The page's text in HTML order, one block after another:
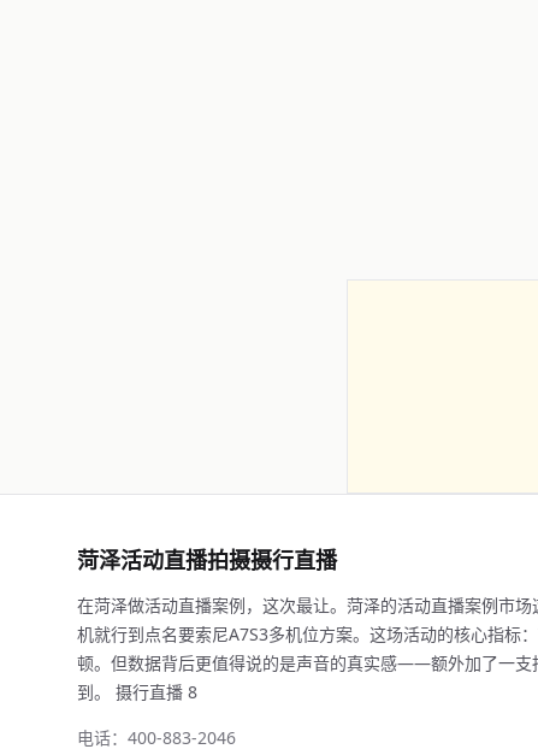
菏泽活动直播拍摄摄行直播
在菏泽做活动直播案例，这次最让。菏泽的活动直播案例市
机就行到点名要索尼A7S3多机位方案。这场活动的核心指标
顿。但数据背后更值得说的是声音的真实感——额外加了一支
到。 摄行直播 8
电话：400-883-2046